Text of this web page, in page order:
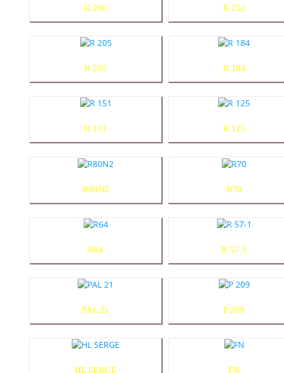
R 260 R 252
R 205 R 184
R 151 R 125
R80N2 R70
R64 R 57-1
PAL 21 P 209
HL SERGE FN